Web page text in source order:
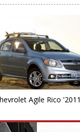
Agile Rico '2011